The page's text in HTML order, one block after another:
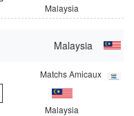
Malaysia
Malaysia
Matchs Amicaux
Malaysia